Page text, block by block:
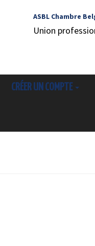
ASBL Chambre
Union
CRÉER UN COMPTE